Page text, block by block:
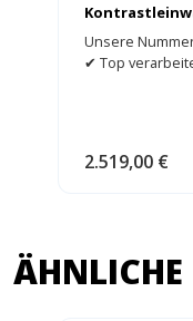
Unsere
✔ Top
2.519,00 €
ÄHNLICHE